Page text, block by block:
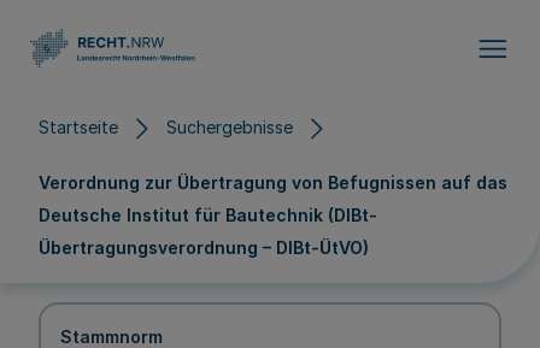
Startseite Suchergebnisse
Verordnung zur Übertragung von Befugnissen auf das
Deutsche Institut für Bautechnik (DIBt-
Übertragungsverordnung – DIBt-ÜtVO)
Stammnorm